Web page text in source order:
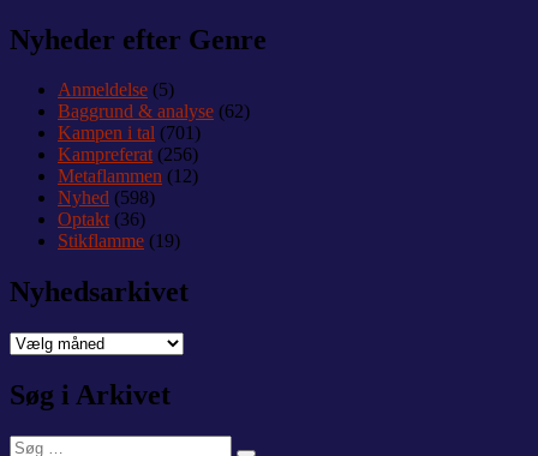
Nyheder efter Genre
Anmeldelse (5)
Baggrund & analyse (62)
Kampen i tal (701)
Kampreferat(256)
Metaflammen (12)
Nyhed (598)
Optakt(36)
Stikflamme (19)
Nyhedsarkivet
Nyhedsarkivet
Søg i Arkivet
Søg